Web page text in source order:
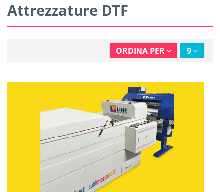
Attrezzature DTF
ORDINA PER 9